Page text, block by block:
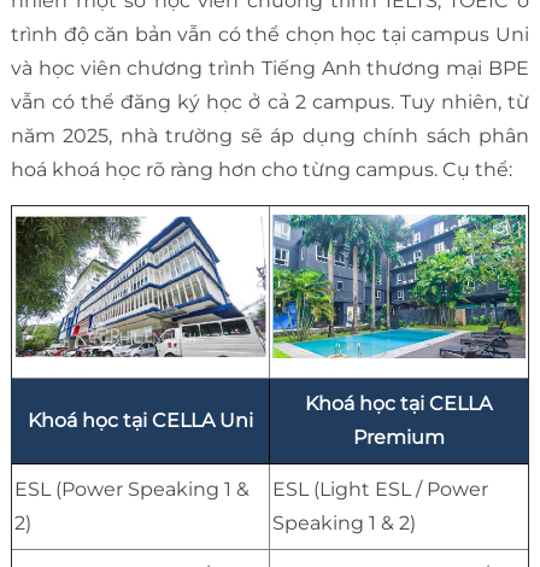
trình độ căn bản vẫn có thể chọn học tại campus Uni
và học viên chương trình Tiếng Anh thương mại BPE
vẫn có thể đăng ký học ở cả 2 campus. Tuy nhiên, từ
năm 2025, nhà trường sẽ áp dụng chính sách phân
hoá khoá học rõ ràng hơn cho từng campus. Cụ thể:
Khoá học tại CELLA Uni
Khoá học tại CELLA
Premium
ESL (Power Speaking 1 &
2)
ESL (Light ESL / Power
Speaking 1 & 2)